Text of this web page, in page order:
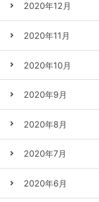
2020年12月
2020年11月
2020年10月
2020年9月
2020年8月
2020年7月
2020年6月